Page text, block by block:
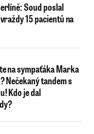
Soud poslal
15 pacientů na
na sympaťáka Marka
Nečekaný tandem s
Kdo je dal